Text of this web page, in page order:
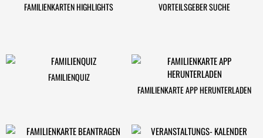
FAMILIENKARTEN HIGHLIGHTS VORTEILSGEBER SUCHE
FAMILIENQUIZ
FAMILIENKARTE APP HERUNTERLADEN